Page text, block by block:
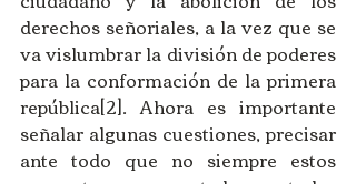
derechos señoriales, a la vez que se
va vislumbrar la división de poderes
para la conformación de la primera
república[2]. Ahora es importante
señalar algunas cuestiones, precisar
ante todo que no siempre estos